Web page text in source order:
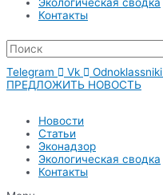
Контакты
Telegram
Vk Odnoklassniki
ПРЕДЛОЖИТЬ НОВОСТЬ
Новости
Статьи
Эконадзор
Экологическая сводка
Контакты